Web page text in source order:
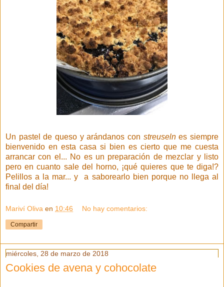
Un pastel de queso y arándanos con streuselnes siempre
bienvenido en esta casa si bien es cierto que me cuesta
arrancar con el... No es un preparación de mezclar y listo
pero en cuanto sale del horno, ¡qué quieres que te diga!?
Pelillos a la mar... y a saborearlo bien porque no llega al
final del día!
Mariví Oliva en 10:46 No hay comentarios:
Compartir
miércoles, 28 de marzo de 2018
Cookies de avena y cohocolate